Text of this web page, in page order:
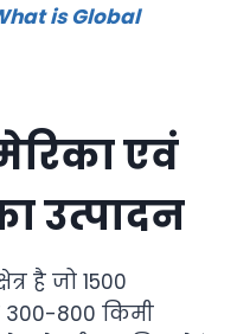
is Global
एवं
उत्पादन
है जो 1500
300-800 किमी